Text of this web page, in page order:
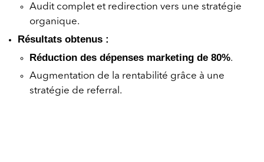
Audit complet et redirection vers une stratégie
organique.
Résultats obtenus :
Réduction des dépenses marketing de 80%.
Augmentation de la rentabilité grâce à une
stratégie de referral.